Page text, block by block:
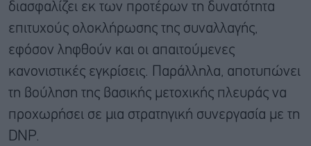
διασφαλίζει εκ των προτέρων τη δυνατότητα
επιτυχούς ολοκλήρωσης της συναλλαγής,
εφόσον ληφθούν και οι απαιτούμενες
κανονιστικές εγκρίσεις. Παράλληλα, αποτυπώνει
τη βούληση της βασικής μετοχικής πλευράς να
προχωρήσει σε μια στρατηγική συνεργασία με τη
DNP.